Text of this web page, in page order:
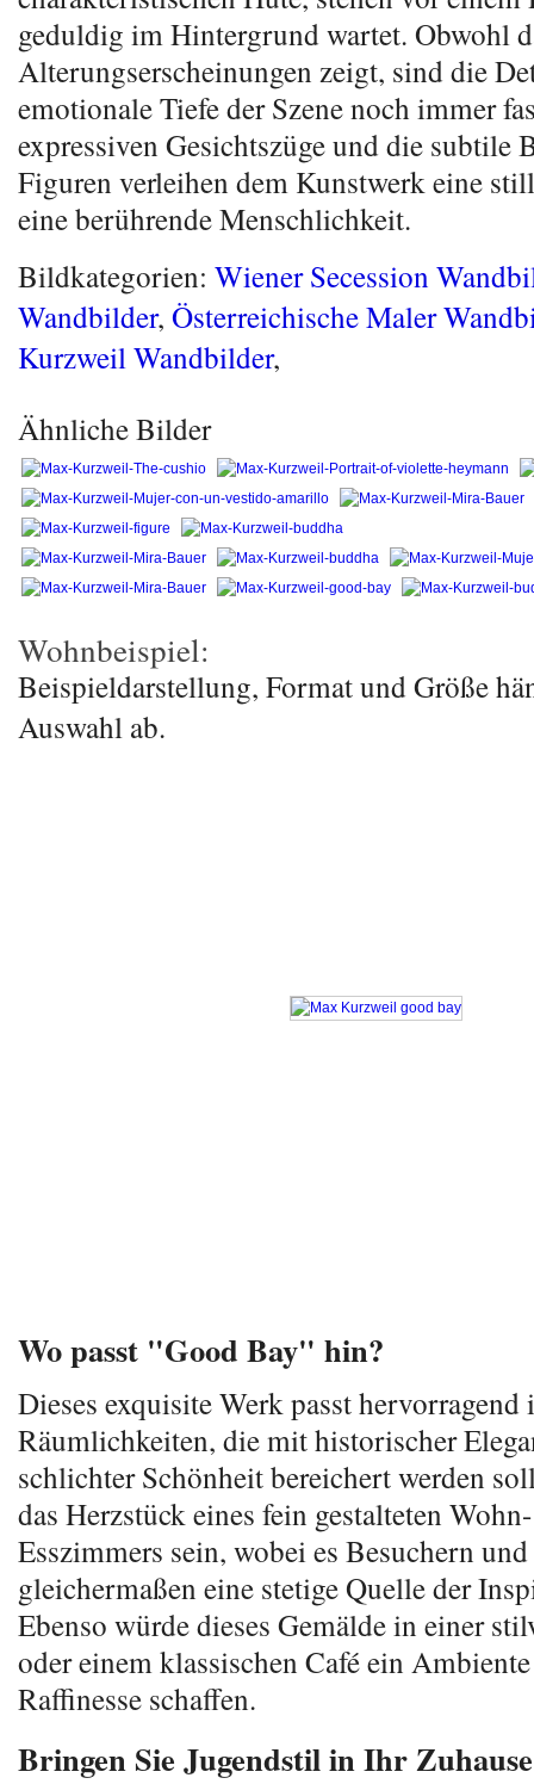
geduldig im Hintergrund wartet. Obwohl
Alterungserscheinungen zeigt, sind die
emotionale Tiefe der Szene noch immer
expressiven Gesichtszüge und die subtile
Figuren verleihen dem Kunstwerk eine
eine berührende Menschlichkeit.
Bildkategorien: Wiener Secession
Wandbilder, Österreichische Maler
Kurzweil Wandbilder,
Ähnliche Bilder
Wohnbeispiel:
Beispieldarstellung, Format und Größe
Auswahl ab.
Wo passt "Good Bay" hin?
Dieses exquisite Werk passt hervorragend
Räumlichkeiten, die mit historischer
schlichter Schönheit bereichert werden
das Herzstück eines fein gestalteten
Esszimmers sein, wobei es Besuchern
gleichermaßen eine stetige Quelle der
Ebenso würde dieses Gemälde in einer
oder einem klassischen Café ein
Raffinesse schaffen.
Bringen Sie Jugendstil in Ihr Zuhause